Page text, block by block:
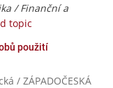
/ Finanční a
topic
použití
/ ZÁPADOČESKÁ